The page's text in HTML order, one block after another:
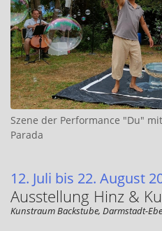
Szene der Performance "Du"
Parada
12. Juli bis 22. August
Ausstellung Hinz &
Kunstraum Backstube, Darmstadt-